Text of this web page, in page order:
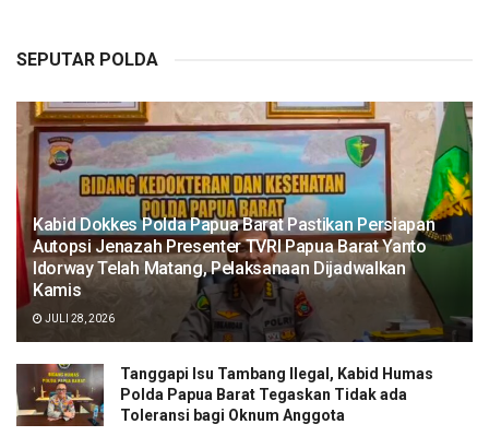
SEPUTAR POLDA
Kabid Dokkes Polda Papua Barat Pastikan Persiapan
Autopsi Jenazah Presenter TVRI Papua Barat Yanto
Idorway Telah Matang, Pelaksanaan Dijadwalkan
Kamis
JULI 28, 2026
Tanggapi Isu Tambang Ilegal, Kabid Humas
Polda Papua Barat Tegaskan Tidak ada
Toleransi bagi Oknum Anggota